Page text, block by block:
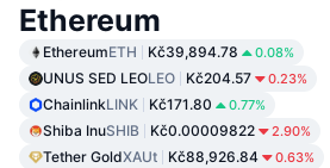
Ethereum
EthereumETH Kč39,894.78 0.08%
UNUS SED LEOLEO Kč204.57 0.23%
ChainlinkLINK Kč171.80 0.77%
Shiba InuSHIB Kč0.00009822 2.90%
Tether GoldXAUt Kč88,926.84 0.63%